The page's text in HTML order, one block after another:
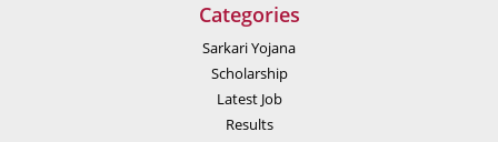
Categories
Sarkari Yojana
Scholarship
Latest Job
Results